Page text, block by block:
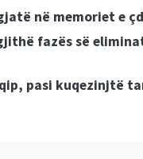
në memoriet e
fazës së
pasi kuqezinjtë